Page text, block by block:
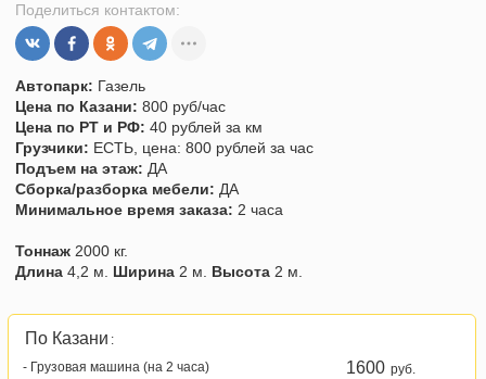
Поделиться контактом:
Автопарк: Газель
Цена по Казани: 800 руб/час
Цена по РТ и РФ: 40 рублей за км
Грузчики: ЕСТЬ, цена: 800 рублей за час
Подъем на этаж: ДА
Сборка/разборка мебели: ДА
Минимальное время заказа: 2 часа
Тоннаж 2000 кг.
Длина 4,2 м. Ширина 2 м. Высота 2 м.
По Казани :
- Грузовая машина (на 2 часа)
1600 руб.